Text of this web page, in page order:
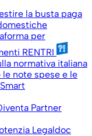
la busta paga
per
RENTRI
normativa italiana
note spese e le
Partner
Legaldoc